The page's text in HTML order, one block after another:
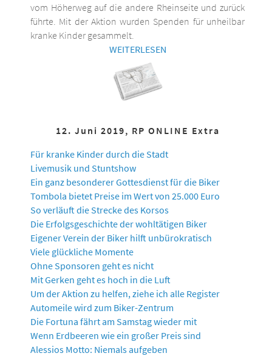
vom Höherweg auf die andere Rheinseite und zurück
führte. Mit der Aktion wurden Spenden für unheilbar
kranke Kinder gesammelt.
WEITERLESEN
12. Juni 2019, RP ONLINE Extra
Für kranke Kinder durch die Stadt
Livemusik und Stuntshow
Ein ganz besonderer Gottesdienst für die Biker
Tombola bietet Preise im Wert von 25.000 Euro
So verläuft die Strecke des Korsos
Die Erfolgsgeschichte der wohltätigen Biker
Eigener Verein der Biker hilft unbürokratisch
Viele glückliche Momente
Ohne Sponsoren geht es nicht
Mit Gerken geht es hoch in die Luft
Um der Aktion zu helfen, ziehe ich alle Register
Automeile wird zum Biker-Zentrum
Die Fortuna fährt am Samstag wieder mit
Wenn Erdbeeren wie ein großer Preis sind
Alessios Motto: Niemals aufgeben